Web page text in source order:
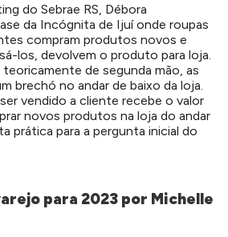
do Sebrae RS, Débora
da Incógnita de Ijuí onde roupas
compram produtos novos e
los, devolvem o produto para loja.
de segunda mão, as
brechó no andar de baixo da loja.
vendido a cliente recebe o valor
novos produtos na loja do andar
prática para a pergunta inicial do
para 2023 por Michelle